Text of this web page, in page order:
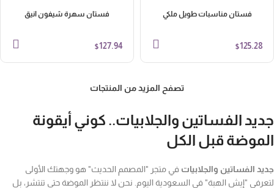
فستان مناسبات طويل ملكي
$125.28
فستان سهرة شيفون انيق
$127.94
تصفح المزيد من المنتجات
الفساتين والجلابيات.. كوني أيقونة
قبل الكل
الفساتين والجلابياتفي متجر "المصمم الحديث" هو وجهتك الأولى
"إيش الهبة" في السعودية اليوم. نحن لا ننتظر الموضة حتى تنتشر، بل